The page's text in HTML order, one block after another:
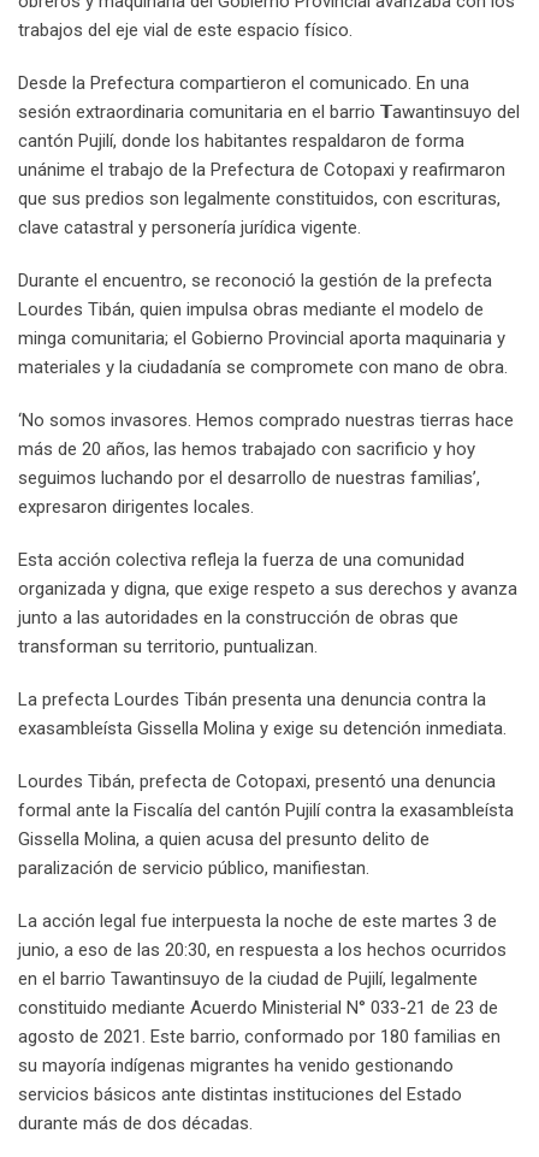
trabajos del eje vial de este espacio físico.
Desde la Prefectura compartieron el comunicado. En una
sesión extraordinaria comunitaria en el barrio 𝗧awantinsuyo del
cantón Pujilí, donde los habitantes respaldaron de forma
unánime el trabajo de la Prefectura de Cotopaxi y reafirmaron
que sus predios son legalmente constituidos, con escrituras,
clave catastral y personería jurídica vigente.
Durante el encuentro, se reconoció la gestión de la prefecta
Lourdes Tibán, quien impulsa obras mediante el modelo de
minga comunitaria; el Gobierno Provincial aporta maquinaria y
materiales y la ciudadanía se compromete con mano de obra.
‘No somos invasores. Hemos comprado nuestras tierras hace
más de 20 años, las hemos trabajado con sacrificio y hoy
seguimos luchando por el desarrollo de nuestras familias’,
expresaron dirigentes locales.
Esta acción colectiva refleja la fuerza de una comunidad
organizada y digna, que exige respeto a sus derechos y avanza
junto a las autoridades en la construcción de obras que
transforman su territorio, puntualizan.
La prefecta Lourdes Tibán presenta una denuncia contra la
exasambleísta Gissella Molina y exige su detención inmediata.
Lourdes Tibán, prefecta de Cotopaxi, presentó una denuncia
formal ante la Fiscalía del cantón Pujilí contra la exasambleísta
Gissella Molina, a quien acusa del presunto delito de
paralización de servicio público, manifiestan.
La acción legal fue interpuesta la noche de este martes 3 de
junio, a eso de las 20:30, en respuesta a los hechos ocurridos
en el barrio Tawantinsuyo de la ciudad de Pujilí, legalmente
constituido mediante Acuerdo Ministerial N° 033-21 de 23 de
agosto de 2021. Este barrio, conformado por 180 familias en
su mayoría indígenas migrantes ha venido gestionando
servicios básicos ante distintas instituciones del Estado
durante más de dos décadas.